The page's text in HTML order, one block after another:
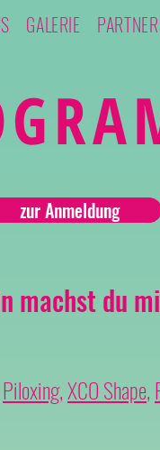
GALERIE
zur Anmeldung
machst du
Piloxing,XCO Shape,